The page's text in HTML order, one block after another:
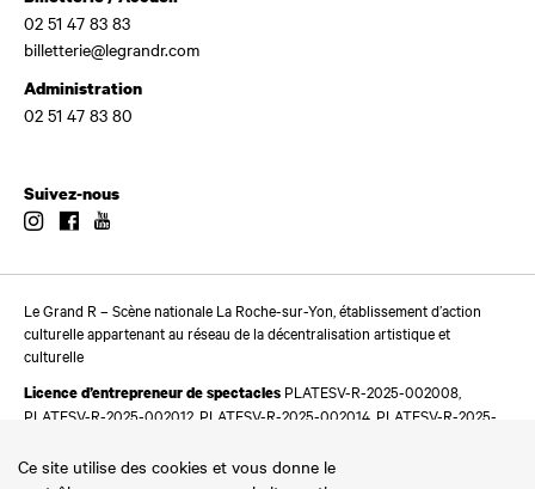
02 51 47 83 83
billetterie@legrandr.com
Administration
02 51 47 83 80
Suivez-nous
InstagramFacebook
Le Grand R – Scène nationale La Roche-sur-Yon, établissement d’action
culturelle appartenant au réseau de la décentralisation artistique et
culturelle
Licence d’entrepreneur de spectacles PLATESV-R-2025-002008,
PLATESV-R-2025-002012, PLATESV-R-2025-002014, PLATESV-R-2025-
Ce site utilise des cookies et vous donne le